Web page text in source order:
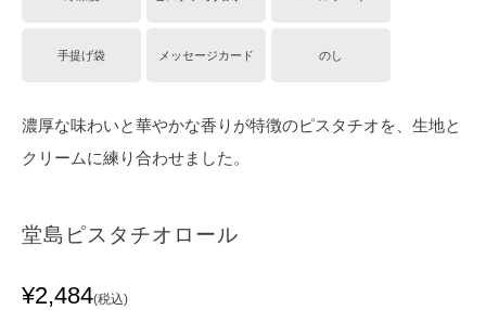
手提げ袋 メッセージカード のし
濃厚な味わいと華やかな香りが特徴のピスタチオを、生地と
クリームに練り合わせました。
堂島ピスタチオロール
¥2,484 税込